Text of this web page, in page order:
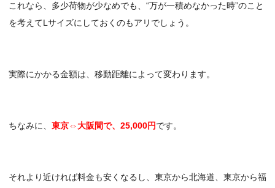
これなら、多少荷物が少なめでも、“万が一積めなかった時”のこと
を考えてLサイズにしておくのもアリでしょう。
実際にかかる金額は、移動距離によって変わります。
ちなみに、 東京⇔大阪間で、25,000円です。
それより近ければ料金も安くなるし、東京から北海道、東京から福